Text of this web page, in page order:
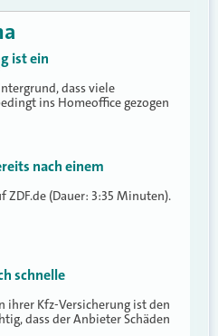
ist ein
dass viele
ins Homeoffice gezogen
nach einem
ZDF.de (Dauer: 3:35 Minuten).
schnelle
ihrer Kfz-Versicherung ist den
dass der Anbieter Schäden